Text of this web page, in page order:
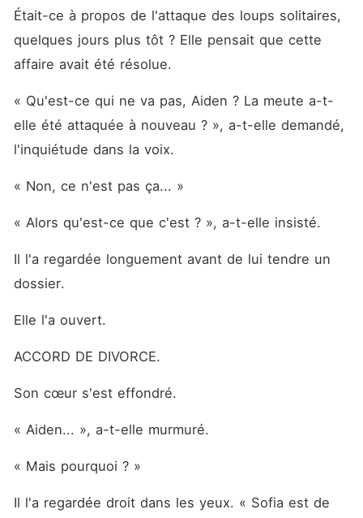
Était-ce à propos de l'attaque des loups solitaires,
quelques jours plus tôt ? Elle pensait que cette
affaire avait été résolue.
« Qu'est-ce qui ne va pas, Aiden ? La meute a-t-
elle été attaquée à nouveau ? », a-t-elle demandé,
l'inquiétude dans la voix.
« Non, ce n'est pas ça... »
« Alors qu'est-ce que c'est ? », a-t-elle insisté.
Il l'a regardée longuement avant de lui tendre un
dossier.
Elle l'a ouvert.
ACCORD DE DIVORCE.
Son cœur s'est effondré.
« Aiden... », a-t-elle murmuré.
« Mais pourquoi ? »
Il l'a regardée droit dans les yeux. « Sofia est de